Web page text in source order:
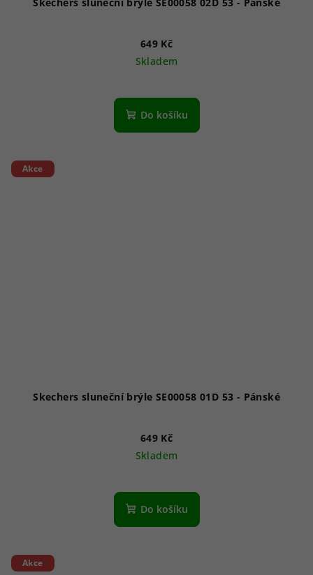
649 Kč
Skladem
Do košíku
Akce
Skechers sluneční brýle SE00058 01D 53 - Pánské
649 Kč
Skladem
Do košíku
Akce